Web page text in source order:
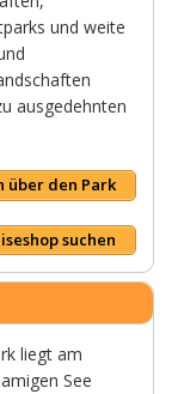
und weite
ausgedehnten
über den Park
suchen
liegt am
See